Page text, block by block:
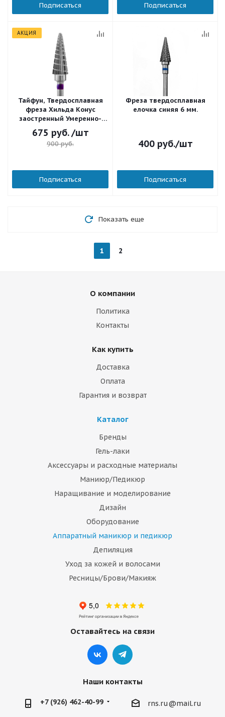
Подписаться Подписаться
АКЦИЯ
Тайфун, Твердосплавная
фреза Хильда Конус
заостренный Умеренно-
средняя (Фиолетовая)
16003
675 руб. /шт
900руб.
Подписаться
Фреза твердосплавная
елочка синяя 6 мм.
400руб./шт
Подписаться
Показать еще
1 2
О компании
Политика
Контакты
Как купить
Доставка
Оплата
Гарантия и возврат
Каталог
Бренды
Гель-лаки
Аксессуары и расходные материалы
Маниюр/Педикюр
Наращивание и моделирование
Дизайн
Оборудование
Аппаратный маникюр и педикюр
Депиляция
Уход за кожей и волосами
Ресницы/Брови/Макияж
Оставайтесь на связи
Наши контакты
+7 (926) 462-40-99 rns.ru@mail.ru